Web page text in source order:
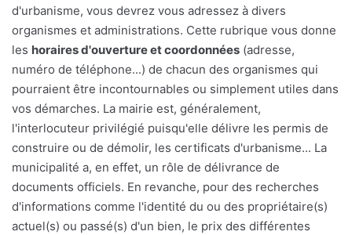
d'urbanisme, vous devrez vous adressez à divers
organismes et administrations. Cette rubrique vous donne
les horaires d'ouverture et coordonnées (adresse,
numéro de téléphone...) de chacun des organismes qui
pourraient être incontournables ou simplement utiles dans
vos démarches. La mairie est, généralement,
l'interlocuteur privilégié puisqu'elle délivre les permis de
construire ou de démolir, les certificats d'urbanisme... La
municipalité a, en effet, un rôle de délivrance de
documents officiels. En revanche, pour des recherches
d'informations comme l'identité du ou des propriétaire(s)
actuel(s) ou passé(s) d'un bien, le prix des différentes